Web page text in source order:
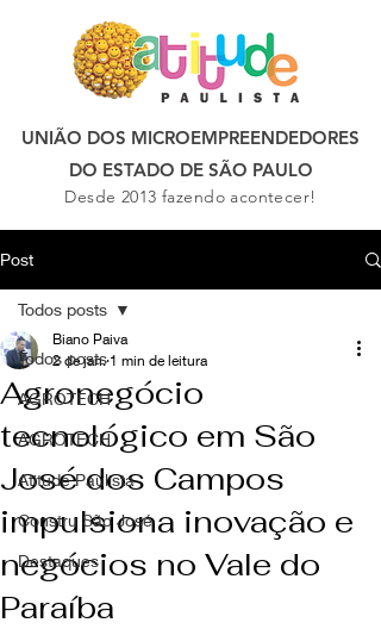
UNIÃO DOS MICROEMPREENDEDORES
DO ESTADO DE SÃO PAULO
Desde 2013 fazendo acontecer!
Post
Todos posts
AGROTECH
AGROTECH
Atitude Paulista
Constru São José
Destaques
Todos posts
Agronegócio
tecnológico em São
José dos Campos
impulsiona inovação e
negócios no Vale do
Paraíba
Biano Paiva
2 de jan. 1 min de leitura